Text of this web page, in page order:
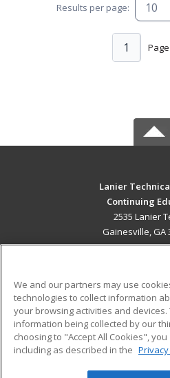
Results per page:
1
Lanier
Continuing
2535 Lanier
Gainesville, GA
ADDITIONAL
Military
Financial Assistance
Help
We and our partners may use
technologies to collect information
your browsing activities and
information being collected by our
choosing to "Accept All Cookies",
including as described in the